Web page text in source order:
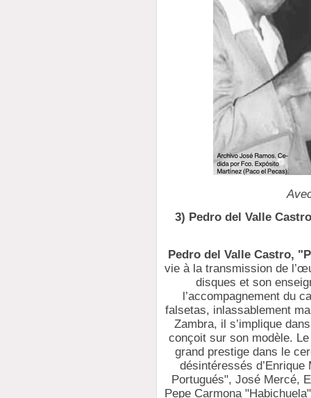
3) Pedro del Valle
Pedro del Valle Castro,
vie à la transmission de
disques et son
l’accompagnement du
falsetas, inlassablement
Zambra, il s’implique
conçoit sur son modèle.
grand prestige dans le
désintéressés
Portugués", José Mercé,
Pepe Carmona